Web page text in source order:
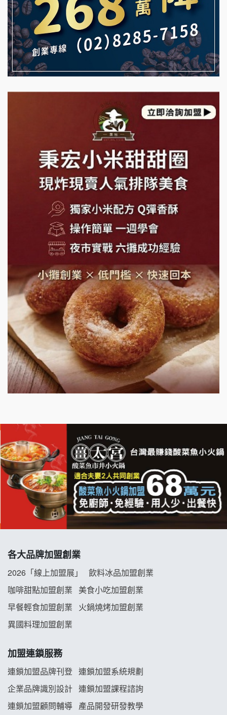
MUSHEN徵SPA美容芳療師
日十。早午食加盟說明會
拾鑶火鍋加盟說明會
TEA TOP加盟說明會
珍好味臭臭鍋加盟說明會
藍象廷泰式火鍋加盟說明會
莫尼早餐Morni加盟說明會
手作功夫茶加盟說明會
SHARE TEA歇腳亭加盟說明會
潮味決-湯滷專門店加盟說明會
鬍子茶加盟說明會
鮮茶道加盟說明會
微風亭鐵板燒加盟說明會
漫步藍咖啡加盟說明會
明石章魚燒加盟說明會
出櫃加盟說明會
千香漢堡加盟說明會
拉亞漢堡加盟說明會
杜芳子古味茶鋪加盟說明會
優握握×酸奶大獅加盟說明會
冬城門加盟說明會
龍涎居好湯加盟說明會
舒油頭加盟說明會
義氣豐發雞加盟說明會
Mr.Wish加盟說明會
各大品牌加盟創業
2026「線上加盟展」
飲料冰品加盟創業
咖啡甜點加盟創業
美食小吃加盟創業
早餐輕食加盟創業
火鍋燒烤加盟創業
異國料理加盟創業
加盟連鎖服務
連鎖加盟品牌刊登 連鎖加盟系統規劃
企業品牌識別設計 連鎖加盟課程諮詢
連鎖加盟顧問輔導 產品開發研發教學